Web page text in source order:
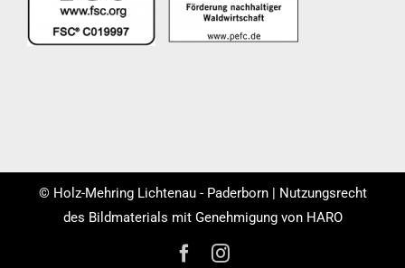
© Holz-Mehring Lichtenau - Paderborn | Nutzungsrecht
des Bildmaterials mit Genehmigung von HARO
FacebookInstagram